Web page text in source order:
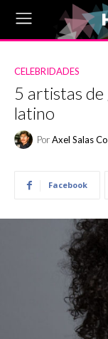
CELEBRIDADES
5 artistas
latino
PorAxel Salas
Facebook